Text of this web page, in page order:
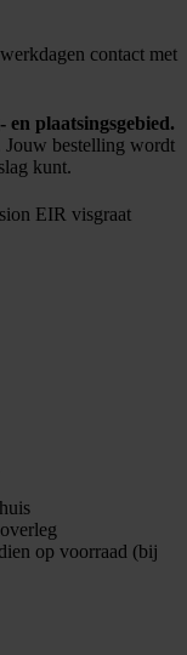
contact met
plaatsingsgebied.
Jouw bestelling wordt
kunt.
EIR visgraat
op voorraad (bij